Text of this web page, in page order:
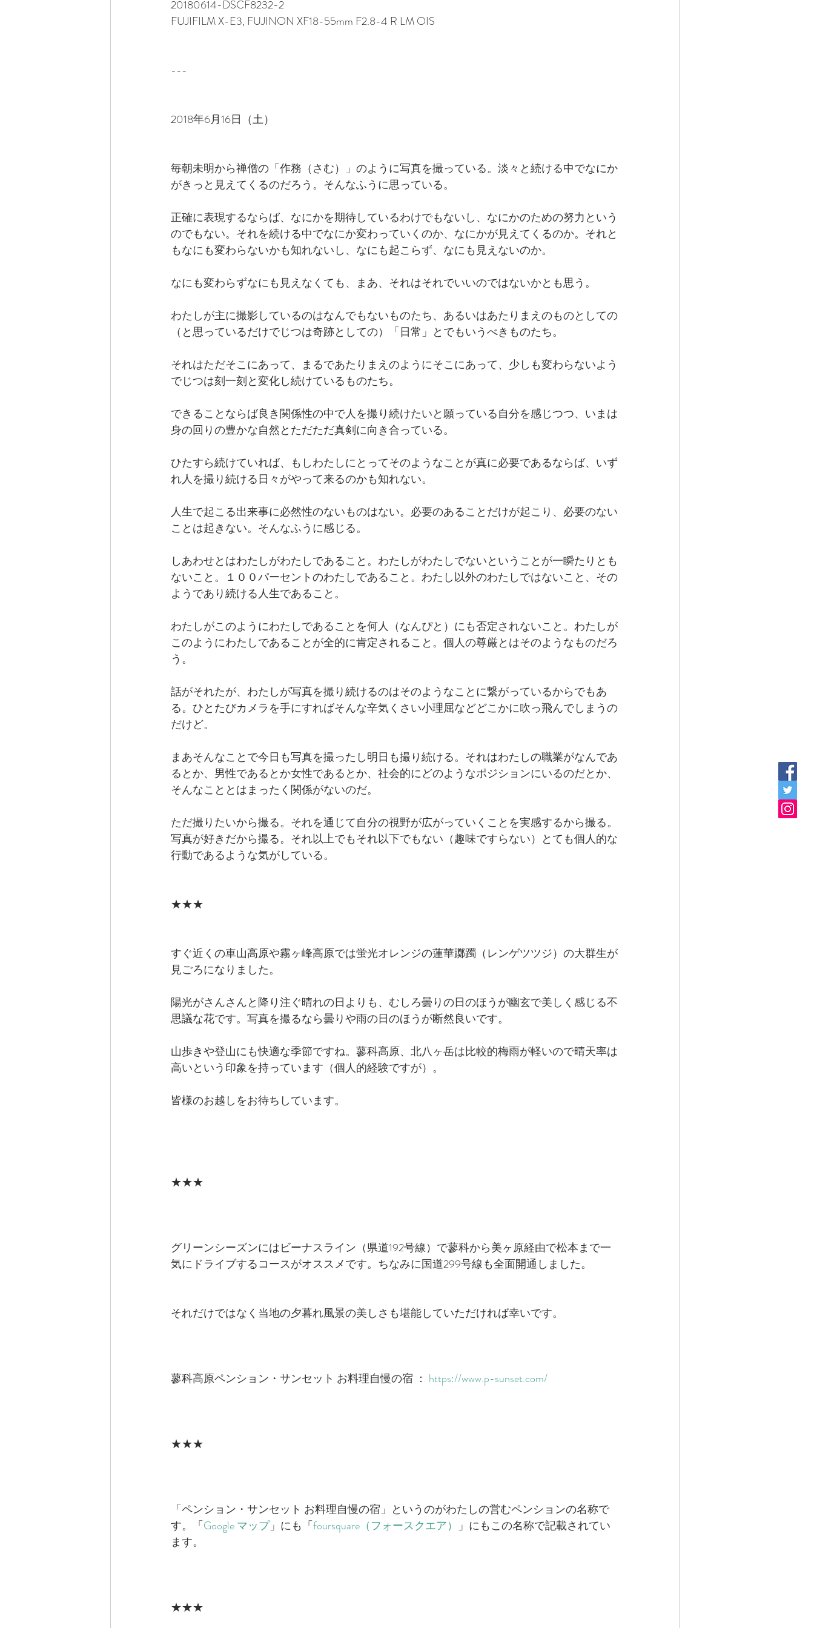
20180614-DSCF8232-2
FUJIFILM X-E3, FUJINON XF18-55mm F2.8-4 R LM OIS
---
2018年6月16日（土）
毎朝未明から禅僧の「作務（さむ）」のように写真を撮っている。淡々と続ける中でなにか
がきっと見えてくるのだろう。そんなふうに思っている。
正確に表現するならば、なにかを期待しているわけでもないし、なにかのための努力という
のでもない。それを続ける中でなにか変わっていくのか、なにかが見えてくるのか。それと
もなにも変わらないかも知れないし、なにも起こらず、なにも見えないのか。
なにも変わらずなにも見えなくても、まあ、それはそれでいいのではないかとも思う。
わたしが主に撮影しているのはなんでもないものたち、あるいはあたりまえのものとしての
（と思っているだけでじつは奇跡としての）「日常」とでもいうべきものたち。
それはただそこにあって、まるであたりまえのようにそこにあって、少しも変わらないよう
でじつは刻一刻と変化し続けているものたち。
できることならば良き関係性の中で人を撮り続けたいと願っている自分を感じつつ、いまは
身の回りの豊かな自然とただただ真剣に向き合っている。
ひたすら続けていれば、もしわたしにとってそのようなことが真に必要であるならば、いず
れ人を撮り続ける日々がやって来るのかも知れない。
人生で起こる出来事に必然性のないものはない。必要のあることだけが起こり、必要のない
ことは起きない。そんなふうに感じる。
しあわせとはわたしがわたしであること。わたしがわたしでないということが一瞬たりとも
ないこと。１００パーセントのわたしであること。わたし以外のわたしではないこと、その
ようであり続ける人生であること。
わたしがこのようにわたしであることを何人（なんぴと）にも否定されないこと。わたしが
このようにわたしであることが全的に肯定されること。個人の尊厳とはそのようなものだろ
う。
話がそれたが、わたしが写真を撮り続けるのはそのようなことに繋がっているからでもあ
る。ひとたびカメラを手にすればそんな辛気くさい小理屈などどこかに吹っ飛んでしまうの
だけど。
まあそんなことで今日も写真を撮ったし明日も撮り続ける。それはわたしの職業がなんであ
るとか、男性であるとか女性であるとか、社会的にどのようなポジションにいるのだとか、
そんなこととはまったく関係がないのだ。
ただ撮りたいから撮る。それを通じて自分の視野が広がっていくことを実感するから撮る。
写真が好きだから撮る。それ以上でもそれ以下でもない（趣味ですらない）とても個人的な
行動であるような気がしている。
★★★
すぐ近くの車山高原や霧ヶ峰高原では蛍光オレンジの蓮華躑躅（レンゲツツジ）の大群生が
見ごろになりました。
陽光がさんさんと降り注ぐ晴れの日よりも、むしろ曇りの日のほうが幽玄で美しく感じる不
思議な花です。写真を撮るなら曇りや雨の日のほうが断然良いです。
山歩きや登山にも快適な季節ですね。蓼科高原、北八ヶ岳は比較的梅雨が軽いので晴天率は
高いという印象を持っています（個人的経験ですが）。
皆様のお越しをお待ちしています。
★★★
グリーンシーズンにはビーナスライン（県道192号線）で蓼科から美ヶ原経由で松本まで一
気にドライブするコースがオススメです。ちなみに国道299号線も全面開通しました。
それだけではなく当地の夕暮れ風景の美しさも堪能していただければ幸いです。
蓼科高原ペンション・サンセット お料理自慢の宿 ： https://www.p-sunset.com/
★★★
「ペンション・サンセット お料理自慢の宿」というのがわたしの営むペンションの名称で
す。「Google マップ」にも「foursquare（フォースクエア） 」にもこの名称で記載されてい
ます。
★★★